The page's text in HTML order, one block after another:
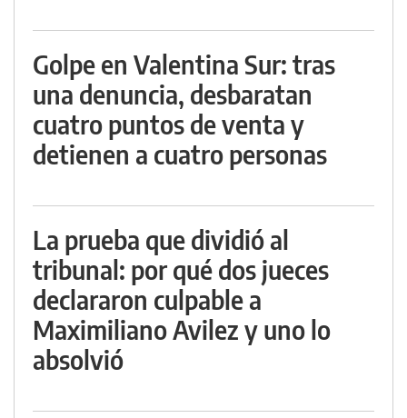
Golpe en Valentina Sur: tras
una denuncia, desbaratan
cuatro puntos de venta y
detienen a cuatro personas
La prueba que dividió al
tribunal: por qué dos jueces
declararon culpable a
Maximiliano Avilez y uno lo
absolvió